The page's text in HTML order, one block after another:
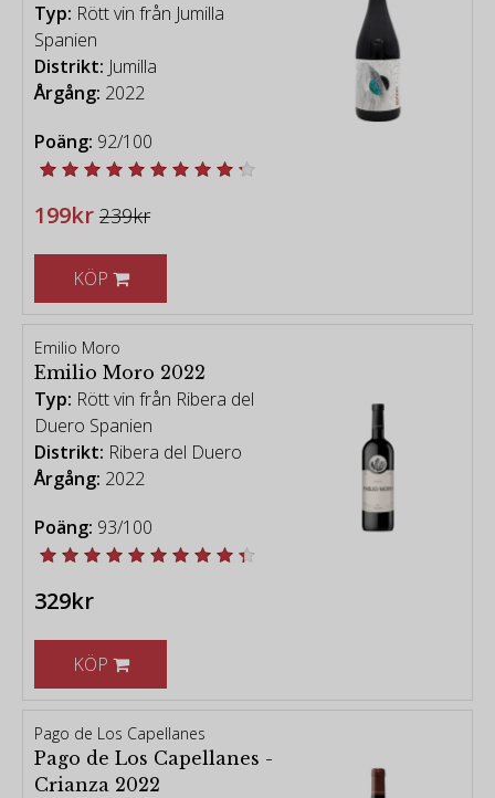
Typ: Rött vin från Jumilla
Spanien
Distrikt: Jumilla
Årgång: 2022
Poäng: 92/100
199kr 239kr
KÖP
Emilio Moro
Emilio Moro 2022
Typ: Rött vin från Ribera del
Duero Spanien
Distrikt: Ribera del Duero
Årgång: 2022
Poäng: 93/100
329kr
KÖP
Pago de Los Capellanes
Pago de Los Capellanes -
Crianza 2022